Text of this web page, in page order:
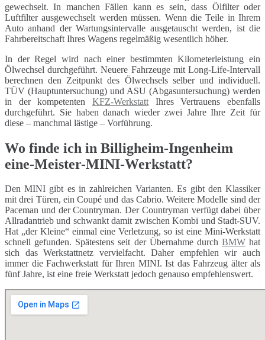
gewechselt. In manchen Fällen kann es sein, dass Ölfilter oder
Luftfilter ausgewechselt werden müssen. Wenn die Teile in Ihrem
Auto anhand der Wartungsintervalle ausgetauscht werden, ist die
Fahrbereitschaft Ihres Wagens regelmäßig wesentlich höher.
In der Regel wird nach einer bestimmten Kilometerleistung ein
Ölwechsel durchgeführt. Neuere Fahrzeuge mit Long-Life-Intervall
berechnen den Zeitpunkt des Ölwechsels selber und individuell.
TÜV (Hauptuntersuchung) und ASU (Abgasuntersuchung) werden
in der kompetenten KFZ-Werkstatt Ihres Vertrauens ebenfalls
durchgeführt. Sie haben danach wieder zwei Jahre Ihre Zeit für
diese – manchmal lästige – Vorführung.
Wo finde ich in Billigheim-Ingenheim
eine-Meister-MINI-Werkstatt?
Den MINI gibt es in zahlreichen Varianten. Es gibt den Klassiker
mit drei Türen, ein Coupé und das Cabrio. Weitere Modelle sind der
Paceman und der Countryman. Der Countryman verfügt dabei über
Allradantrieb und schwankt damit zwischen Kombi und Stadt-SUV.
Hat „der Kleine“ einmal eine Verletzung, so ist eine Mini-Werkstatt
schnell gefunden. Spätestens seit der Übernahme durch BMWhat
sich das Werkstattnetz vervielfacht. Daher empfehlen wir auch
immer die Fachwerkstatt für Ihren MINI. Ist das Fahrzeug älter als
fünf Jahre, ist eine freie Werkstatt jedoch genauso empfehlenswert.